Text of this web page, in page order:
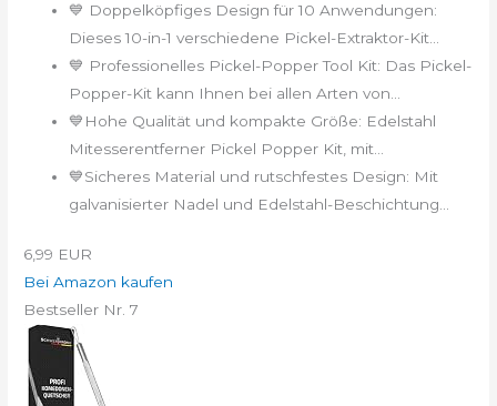
💙 Doppelköpfiges Design für 10 Anwendungen:
Dieses 10-in-1 verschiedene Pickel-Extraktor-Kit...
💙 Professionelles Pickel-Popper Tool Kit: Das Pickel-
Popper-Kit kann Ihnen bei allen Arten von...
💙Hohe Qualität und kompakte Größe: Edelstahl
Mitesserentferner Pickel Popper Kit, mit...
💙Sicheres Material und rutschfestes Design: Mit
galvanisierter Nadel und Edelstahl-Beschichtung...
6,99 EUR
Bei Amazon kaufen
Bestseller Nr. 7